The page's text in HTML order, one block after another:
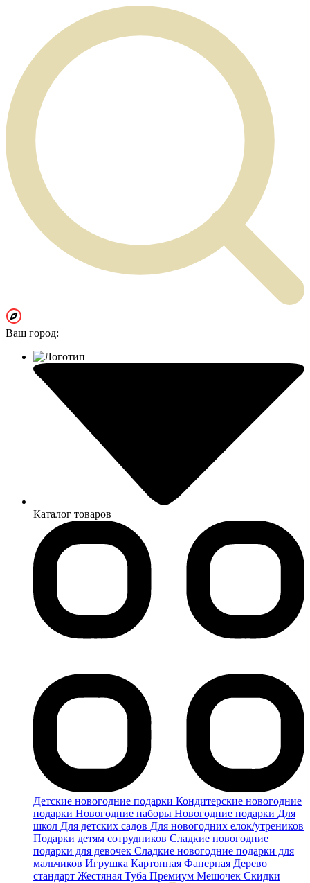
Ваш город:
Каталог товаров
Детские новогодние подарки Кондитерские новогодние
подарки Новогодние наборы Новогодние подарки Для
школ Для детских садов Для новогодних елок/утреников
Подарки детям сотрудников Сладкие новогодние
подарки для девочек Сладкие новогодние подарки для
мальчиков Игрушка Картонная Фанерная Дерево
стандарт Жестяная Туба Премиум Мешочек Скидки